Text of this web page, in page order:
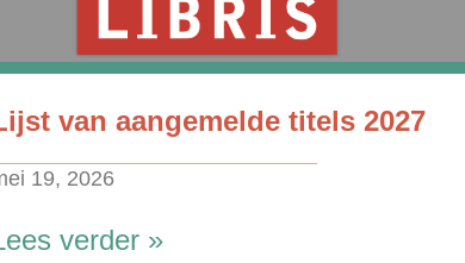
van aangemelde titels 2027
19, 2026
verder »